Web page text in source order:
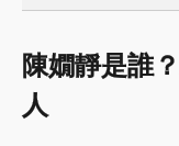
陳嫺靜是誰
人